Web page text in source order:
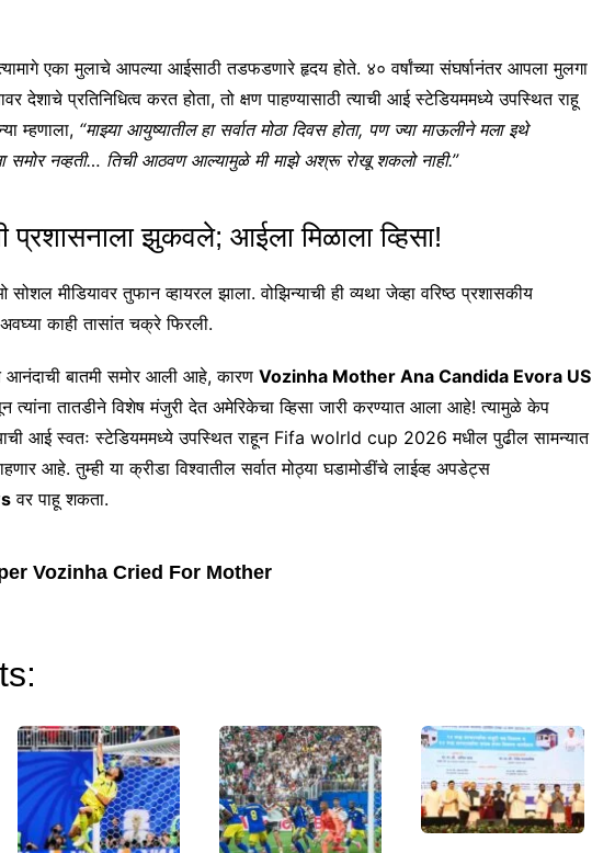
एका मुलाचे आपल्या आईसाठी तडफडणारे हृदय होते. ४० वर्षांच्या संघर्षानंतर आपला मुलगा
देशाचे प्रतिनिधित्व करत होता, तो क्षण पाहण्यासाठी त्याची आई स्टेडियममध्ये उपस्थित राहू
म्हणाला, “माझ्या आयुष्यातील हा सर्वात मोठा दिवस होता, पण ज्या माऊलीने मला इथे
समोर नव्हती… तिची आठवण आल्यामुळे मी माझे अश्रू रोखू शकलो नाही.”
प्रशासनाला झुकवले; आईला मिळाला व्हिसा!
सोशल मीडियावर तुफान व्हायरल झाला. वोझिन्याची ही व्यथा जेव्हा वरिष्ठ प्रशासकीय
अवघ्या काही तासांत चक्रे फिरली.
आनंदाची बातमी समोर आली आहे, कारण Vozinha Mother Ana Candida Evora US
त्यांना तातडीने विशेष मंजुरी देत अमेरिकेचा व्हिसा जारी करण्यात आला आहे! त्यामुळे केप
आई स्वतः स्टेडियममध्ये उपस्थित राहून Fifa wolrld cup 2026 मधील पुढील सामन्यात
आहे. तुम्ही या क्रीडा विश्वातील सर्वात मोठ्या घडामोडींचे लाईव्ह अपडेट्स
वर पाहू शकता.
Vozinha Cried For Mother